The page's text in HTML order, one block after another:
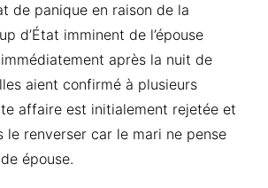
de panique en raison de la
d’État imminent de l’épouse
après la nuit de
aient confirmé à plusieurs
affaire est initialement rejetée et
le renverser car le mari ne pense
épouse.